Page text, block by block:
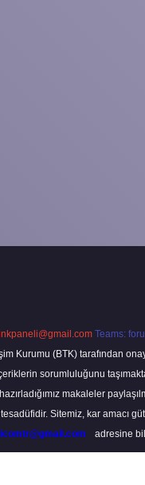
Teams:
Kurumu (BTK) tarafından
sorumluluğunu
makaleler
Sitemiz, kar amacı
adresine